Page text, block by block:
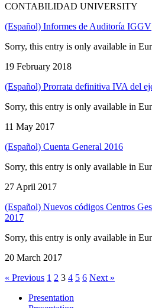
CONTABILIDAD UNIVERSITY
(Español) Informes de Auditoría IGGV
Sorry, this entry is only available in
19 February 2018
(Español) Prorrata definitiva IVA del
Sorry, this entry is only available in
11 May 2017
(Español) Cuenta General 2016
Sorry, this entry is only available in
27 April 2017
(Español) Nuevos códigos Centros
2017
Sorry, this entry is only available in
20 March 2017
« Previous 1 2 3 4 5 6 Next »
Presentation